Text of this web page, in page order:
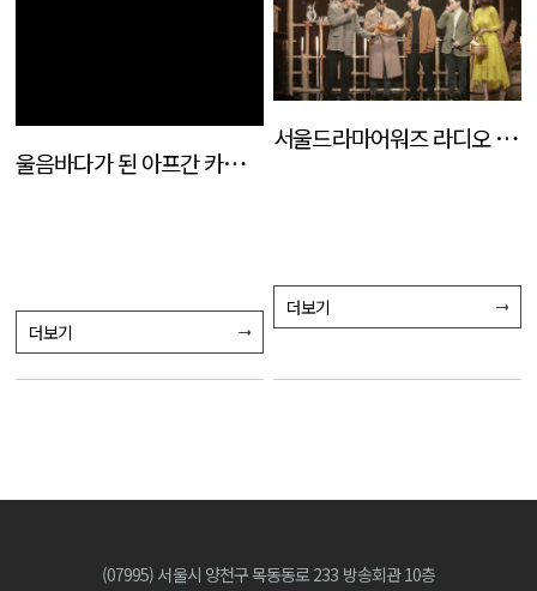
울음바다가 된 아프간 카불공항
더보기
서울드라마어워즈 라디오 OST 콘서트_06
더보기
(07995) 서울시 양천구 목동동로 233 방송회관 10층